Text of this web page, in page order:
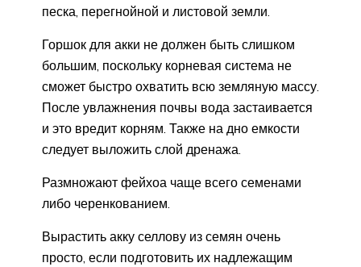
песка, перегнойной и листовой земли.
Горшок для акки не должен быть слишком
большим, поскольку корневая система не
сможет быстро охватить всю земляную массу.
После увлажнения почвы вода застаивается
и это вредит корням. Также на дно емкости
следует выложить слой дренажа.
Размножают фейхоа чаще всего семенами
либо черенкованием.
Вырастить акку селлову из семян очень
просто, если подготовить их надлежащим